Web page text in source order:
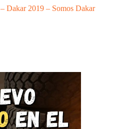
Dakar 2019 – Somos Dakar